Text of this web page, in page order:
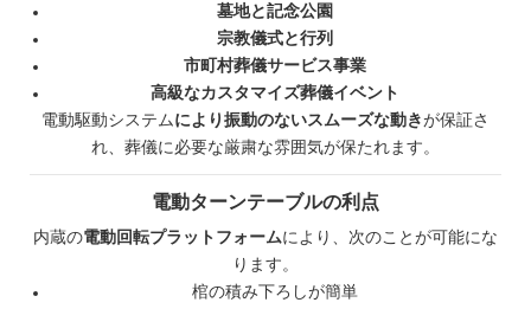
墓地と記念公園
宗教儀式と行列
市町村葬儀サービス事業
高級なカスタマイズ葬儀イベント
電動駆動システムにより振動のないスムーズな動きが保証さ
れ、葬儀に必要な厳粛な雰囲気が保たれます。
電動ターンテーブルの利点
内蔵の電動回転プラットフォームにより、次のことが可能にな
ります。
棺の積み下ろしが簡単